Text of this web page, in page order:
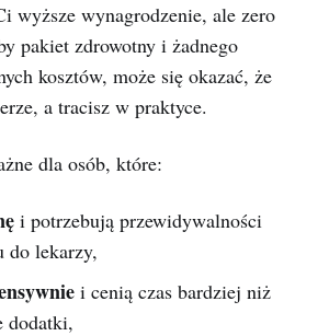
wyższe wynagrodzenie, ale zero
pakiet zdrowotny i żadnego
kosztów, może się okazać, że
a tracisz w praktyce.
dla osób, które:
i potrzebują przewidywalności
do lekarzy,
i cenią czas bardziej niż
dodatki,